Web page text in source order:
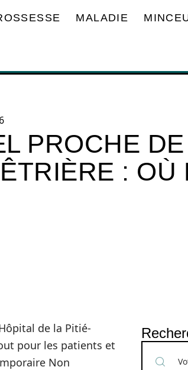
MALADIE
PROCHE
: OÙ
de la Pitié-
pour les patients et
Non